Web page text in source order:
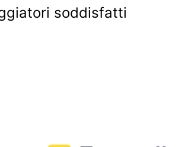
soddisfatti